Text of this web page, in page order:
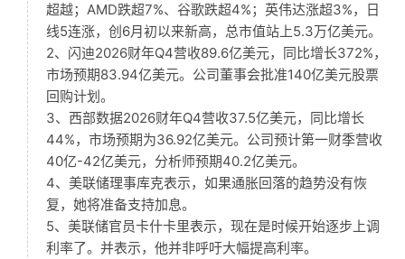
超越；AMD跌超7%、谷歌跌超4%；英伟达涨超3%，日
线5连涨，创6月初以来新高，总市值站上5.3万亿美元。
2、闪迪2026财年Q4营收89.6亿美元，同比增长372%，
市场预期83.94亿美元。公司董事会批准140亿美元股票
回购计划。
3、西部数据2026财年Q4营收37.5亿美元，同比增长
44%，市场预期为36.92亿美元。公司预计第一财季营收
40亿-42亿美元，分析师预期40.2亿美元。
4、美联储理事库克表示，如果通胀回落的趋势没有恢
复，她将准备支持加息。
5、美联储官员卡什卡里表示，现在是时候开始逐步上调
利率了。并表示，他并非呼吁大幅提高利率。